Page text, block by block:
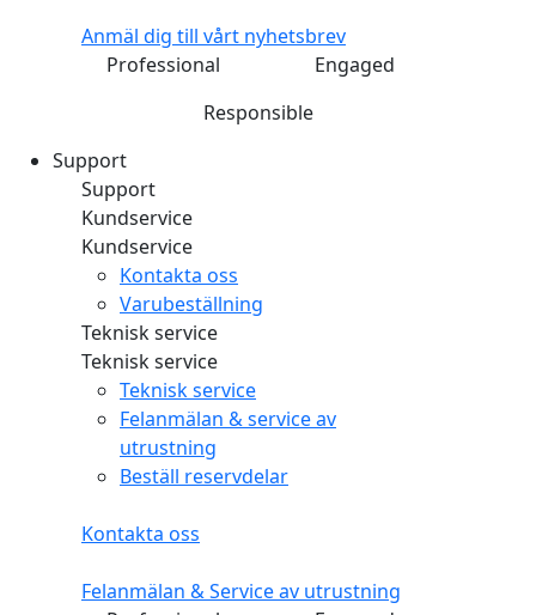
Anmäl dig till vårt nyhetsbrev
Professional
Engaged
Responsible
Support
Support
Kundservice
Kundservice
Kontakta oss
Varubeställning
Teknisk service
Teknisk service
Teknisk service
Felanmälan & service av
utrustning
Beställ reservdelar
Kontakta oss
Felanmälan & Service av utrustning